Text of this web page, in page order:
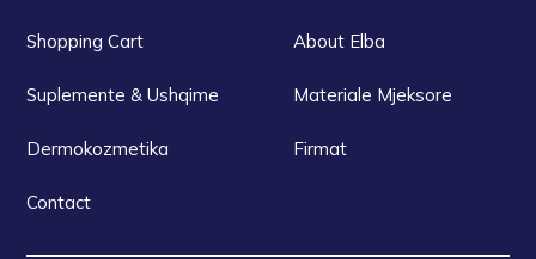
Shopping Cart About Elba
Suplemente & Ushqime Materiale Mjeksore
Dermokozmetika Firmat
Contact